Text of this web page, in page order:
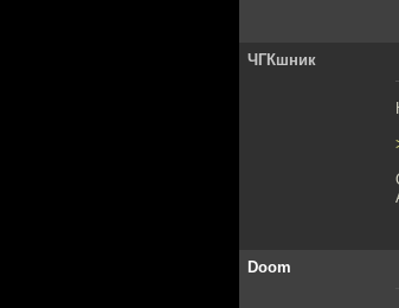
ЧГКшник
Doom